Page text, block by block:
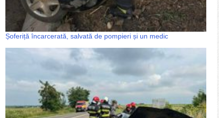
Șoferiță încarcerată, salvată de pompieri și un medic